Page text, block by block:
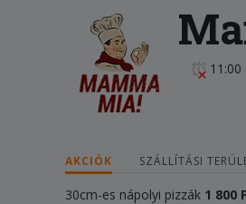
11:00
AKCIÓK SZÁLLÍTÁSI
30cm-es nápolyi pizzák 1 800